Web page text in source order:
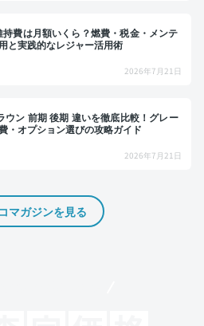
持費は月額いくら？燃費・税金・メンテ
と実践的なレジャー活用術
2026年7月21日
ウン 前期 後期 違いを徹底比較！グレー
・オプション選びの攻略ガイド
2026年7月21日
マガジンを見る